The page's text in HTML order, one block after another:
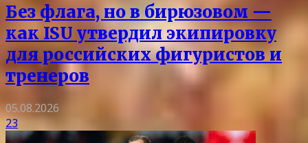
Без флага, но в бирюзовом —
как ISU утвердил экипировку
для российских фигуристов и
тренеров
05.08.2026
23